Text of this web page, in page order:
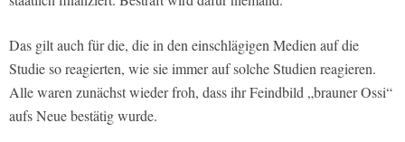
Das gilt auch für die, die in den einschlägigen Medien auf die
Studie so reagierten, wie sie immer auf solche Studien reagieren.
Alle waren zunächst wieder froh, dass ihr Feindbild „brauner Ossi“
aufs Neue bestätig wurde.